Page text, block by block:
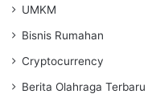
UMKM
Bisnis Rumahan
Cryptocurrency
Berita Olahraga Terbaru